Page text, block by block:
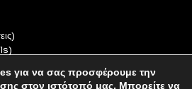
για να σας προσφέρουμε την
στον ιστότοπό μας. Μπορείτε να